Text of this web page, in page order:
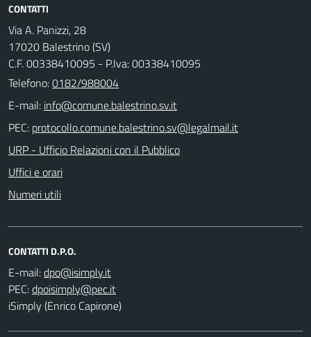
CONTATTI
Via A. Panizzi, 28
17020 Balestrino (SV)
C.F. 00338410095 - P.Iva: 00338410095
Telefono:0182/988004
E-mail:
PEC:
URP - Ufficio Relazioni con il Pubblico
Uffici e orari
Numeri utili
CONTATTI D.P.O.
E-mail:
PEC:
iSimply (Enrico Capirone)